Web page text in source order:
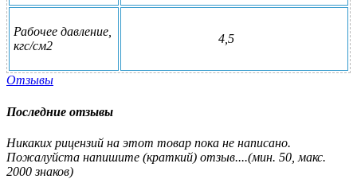
Рабочее давление,
кгс/см2
4,5
Отзывы
Последние отзывы
Никаких рицензий на этот товар пока не написано.
Пожалуйста напишите (краткий) отзыв....(мин. 50, макс.
2000 знаков)